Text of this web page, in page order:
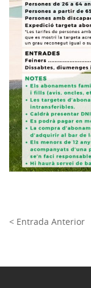
< Entrada Anterior